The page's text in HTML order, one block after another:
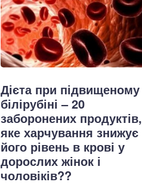
Дієта при підвищеному
білірубіні – 20
заборонених продуктів,
яке харчування знижує
його рівень в крові у
дорослих жінок і
чоловіків??